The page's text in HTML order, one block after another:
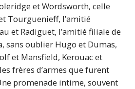
et Wordsworth, celle
Tourguenieff, l’amitié
et Radiguet, l’amitié filiale de
sans oublier Hugo et Dumas,
et Mansfield, Kerouac et
frères d’armes que furent
promenade intime, souvent